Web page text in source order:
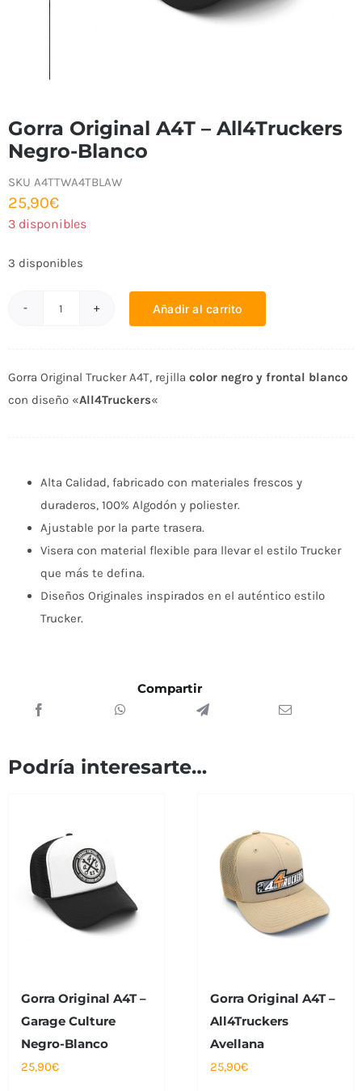
Gorra Original A4T – All4Truckers
Negro-Blanco
SKU A4TTWA4TBLAW
25,90€
3 disponibles
3 disponibles
-
All4Truckers
cantidad
Añadir al carrito
Gorra Original Trucker A4T, rejilla color negro y frontal blanco
con diseño «All4Truckers«
Alta Calidad, fabricado con materiales frescos y
duraderos, 100% Algodón y poliester.
Ajustable por la parte trasera.
Visera con material flexible para llevar el estilo Trucker
que más te defina.
Diseños Originales inspirados en el auténtico estilo
Trucker.
Compartir
Podría interesarte…
Gorra Original A4T –
Garage Culture
Negro-Blanco
25,90€
Gorra Original A4T –
All4Truckers
Avellana
25,90€